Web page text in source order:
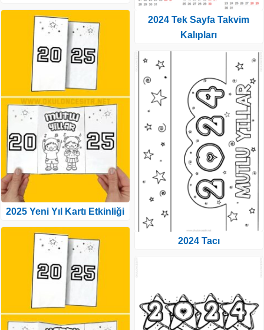
2025 Yeni Yıl Kartı Etkinliği
2024 Tek Sayfa Takvim
Kalıpları
2024 Tacı